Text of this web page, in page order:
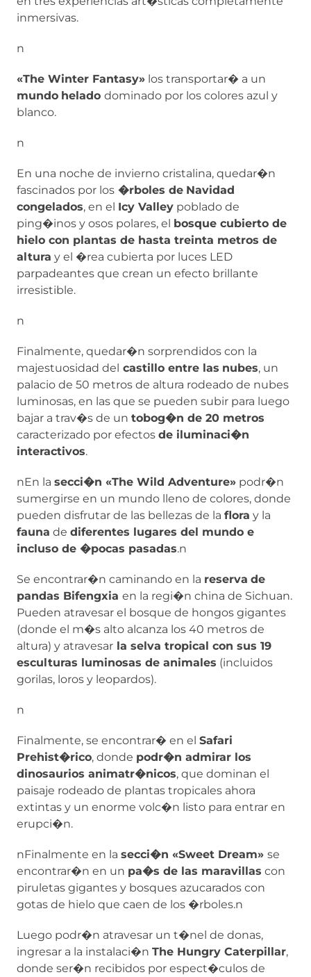
inmersivas.
n
«The Winter Fantasy» los transportar� a un
mundo helado dominado por los colores azul y
blanco.
n
En una noche de invierno cristalina, quedar�n
fascinados por los �rboles de Navidad
congelados, en el Icy Valley poblado de
ping�inos y osos polares, el bosque cubierto de
hielo con plantas de hasta treinta metros de
altura y el �rea cubierta por luces LED
parpadeantes que crean un efecto brillante
irresistible.
n
Finalmente, quedar�n sorprendidos con la
majestuosidad del castillo entre las nubes, un
palacio de 50 metros de altura rodeado de nubes
luminosas, en las que se pueden subir para luego
bajar a trav�s de un tobog�n de 20 metros
caracterizado por efectos de iluminaci�n
interactivos.
nEn la secci�n «The Wild Adventure» podr�n
sumergirse en un mundo lleno de colores, donde
pueden disfrutar de las bellezas de la flora y la
fauna de diferentes lugares del mundo e
incluso de �pocas pasadas.n
Se encontrar�n caminando en la reserva de
pandas Bifengxia en la regi�n china de Sichuan.
Pueden atravesar el bosque de hongos gigantes
(donde el m�s alto alcanza los 40 metros de
altura) y atravesar la selva tropical con sus 19
esculturas luminosas de animales (incluidos
gorilas, loros y leopardos).
n
Finalmente, se encontrar� en el Safari
Prehist�rico, donde podr�n admirar los
dinosaurios animatr�nicos, que dominan el
paisaje rodeado de plantas tropicales ahora
extintas y un enorme volc�n listo para entrar en
erupci�n.
nFinalmente en la secci�n «Sweet Dream» se
encontrar�n en un pa�s de las maravillas con
piruletas gigantes y bosques azucarados con
gotas de hielo que caen de los �rboles.n
Luego podr�n atravesar un t�nel de donas,
ingresar a la instalaci�n The Hungry Caterpillar,
donde ser�n recibidos por espect�culos de